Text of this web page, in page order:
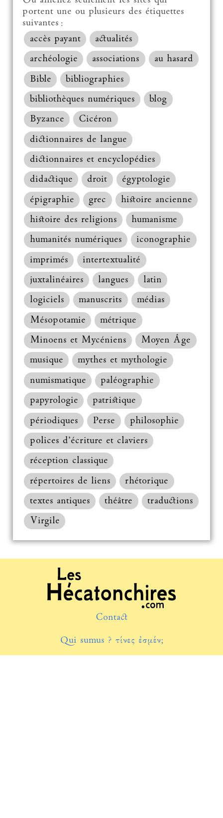
portent une ou plusieurs des étiquettes
suivantes :
accès payant
actualités
archéologie
associations
au hasard
Bible
bibliographies
bibliothèques numériques
blog
Byzance
Cicéron
dictionnaires de langue
dictionnaires et encyclopédies
didactique
droit
égyptologie
épigraphie
grec
histoire ancienne
histoire des religions
humanisme
humanités numériques
iconographie
imprimés
intertextualité
juxtalinéaires
langues
latin
logiciels
manuscrits
médias
Mésopotamie
métrique
Minoens et Mycéniens
Moyen Âge
musique
mythes et mythologie
numismatique
paléographie
papyrologie
patristique
périodiques
Perse
philosophie
polices d’écriture et claviers
réception classique
répertoires de liens
rhétorique
textes antiques
théâtre
traductions
Virgile
Contact
Qui sumus ? τίνες ἐσμέν;